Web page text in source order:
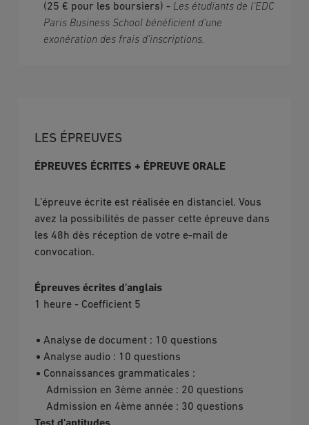
(25 € pour les boursiers) - Les étudiants de l’EDC
Paris Business School bénéficient d’une
exonération des frais d’inscriptions.
LES ÉPREUVES
ÉPREUVES ÉCRITES + ÉPREUVE ORALE
L’épreuve écrite est réalisée en distanciel. Vous
avez la possibilités de passer cette épreuve dans
les 48h dès réception de votre e-mail de
convocation.
Épreuves écrites d'anglais
1 heure - Coefficient 5
Analyse de document : 10 questions
Analyse audio : 10 questions
Connaissances grammaticales :
Admission en 3ème année : 20 questions
Admission en 4ème année : 30 questions